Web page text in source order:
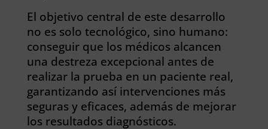
El objetivo central de este desarrollo
no es solo tecnológico, sino humano:
conseguir que los médicos alcancen
una destreza excepcional antes de
realizar la prueba en un paciente real,
garantizando así intervenciones más
seguras y eficaces, además de mejorar
los resultados diagnósticos.